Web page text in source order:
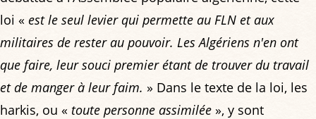
loi « est le seul levier qui permette au FLN et aux
militaires de rester au pouvoir. Les Algériens n'en ont
que faire, leur souci premier étant de trouver du travail
et de manger à leur faim. » Dans le texte de la loi, les
harkis, ou « toute personne assimilée », y sont